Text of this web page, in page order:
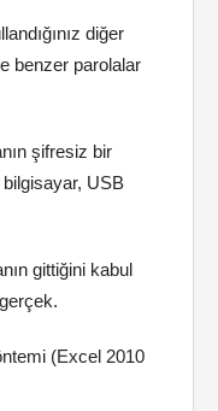
diğer
benzer parolalar
şifresiz bir
USB
gittiğini kabul
(Excel 2010